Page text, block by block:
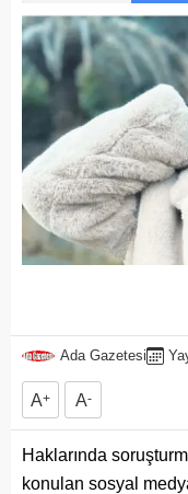
Ada Gazetesi
A+ A-
Haklarında
konulan sosyal